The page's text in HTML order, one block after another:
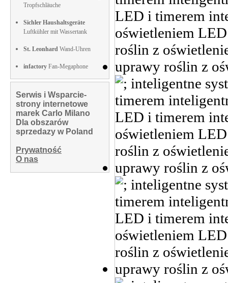
Tropfschläuche
Sichler Haushaltsgeräte
Luftkühler mit Wassertank
St. Leonhard Wand-Uhren
infactory Fan-Megaphone
Serwis i Wsparcie-
strony internetowe
marek Carlo Milano
Dla obszarów
sprzedazy w Poland
Prywatność
O nas